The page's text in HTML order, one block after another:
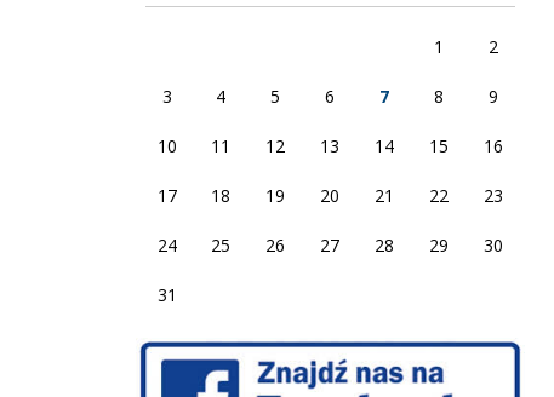
1 2
3 4 5 6 7 8 9
10 11 12 13 14 15 16
17 18 19 20 21 22 23
24 25 26 27 28 29 30
31
Facebook